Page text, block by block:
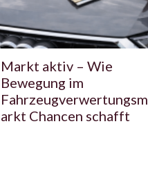
Markt aktiv – Wie
Bewegung im
Fahrzeugverwertungsm
arkt Chancen schafft